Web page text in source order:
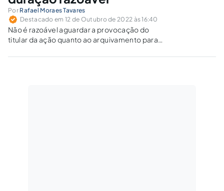
Por Rafael Moraes Tavares
Destacado em 12 de Outubro de 2022 às 16:40
Não é razoável aguardar a provocação do
titular da ação quanto ao arquivamento para
pela autoridade judicial, já que o delegado de